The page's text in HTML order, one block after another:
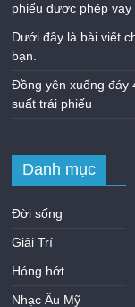
phiếu được phép vay
Dưới đây là bài viết
bạn.
Đồng yên xuống đáy
suất trái phiếu
Danh mục
Đời sống
Giải Trí
Hóng hớt
Nhạc Âu Mỹ